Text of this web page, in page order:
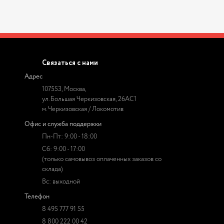
Связаться с нами
Адрес
107553, Москва,
ул. Большая Черкизовская, 26АС1
м. Черкизовская / Локомотив
Офис и служба поддержки
Пн-Пт: 9:00 - 18:00
Сб: 9:00 - 17:00
(только самовывоз оплаченных заказов со
склада)
Вс: выходной
Телефон
8 495 777 91 55
8 800 222 00 42